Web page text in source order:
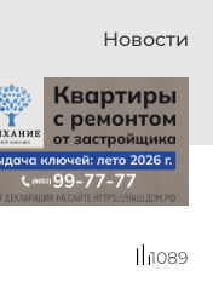
Новости
1089